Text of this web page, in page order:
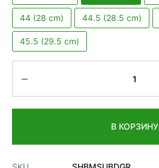
44 (28 cm) 44.5 (28.5 cm)
45.5 (29.5 cm)
В КОРЗИНУ